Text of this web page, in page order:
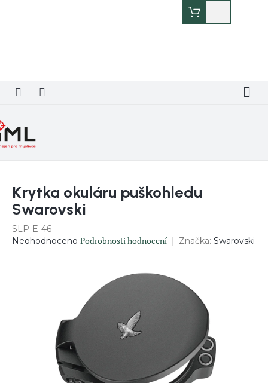
košík
Krytka okuláru puškohledu
Swarovski
SLP-E-46
Průměrné
Neohodnoceno Podrobnosti hodnocení Značka: Swarovski